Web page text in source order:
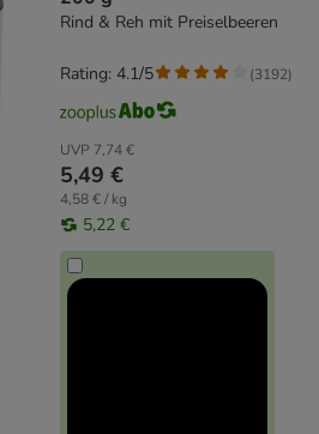
Rind & Reh mit Preiselbeeren
UVP 7,74 €
5,49 €
4,58 € / kg
5,22 €
Rating: 4.1/5 (3192)